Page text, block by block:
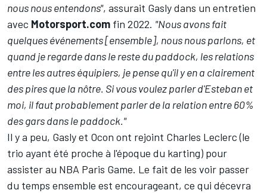
nous nous entendons", assurait Gasly dans un entretien
avec Motorsport.com fin 2022. "Nous avons fait
quelques événements [ensemble], nous nous parlons, et
quand je regarde dans le reste du paddock, les relations
entre les autres équipiers, je pense qu'il y en a clairement
des pires que la nôtre. Si vous voulez parler d'Esteban et
moi, il faut probablement parler de la relation entre 60%
des gars dans le paddock."
Il y a peu, Gasly et Ocon ont rejoint Charles Leclerc(le
trio ayant été proche à l'époque du karting) pour
assister au NBA Paris Game. Le fait de les voir passer
du temps ensemble est encourageant, ce qui décevra